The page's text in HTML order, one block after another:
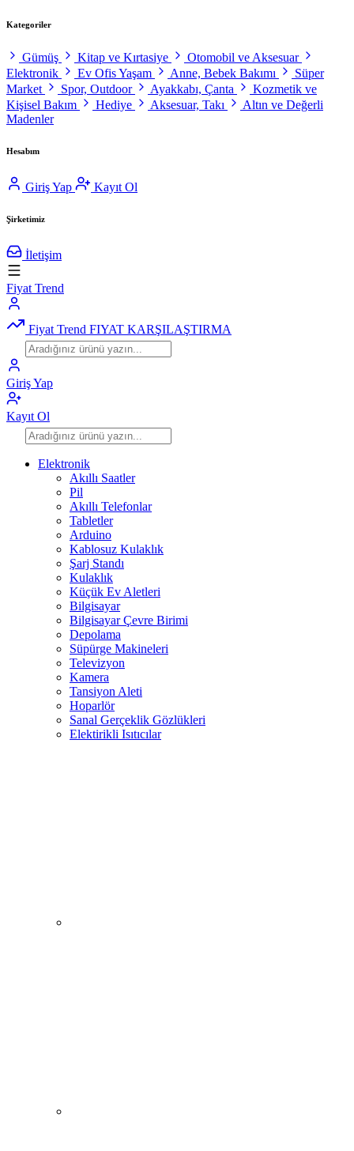
Kategoriler
Gümüş Kitap ve Kırtasiye
Otomobil ve Aksesuar
Elektronik
Ev Ofis Yaşam Anne, Bebek Bakımı
Süper
Market
Spor, Outdoor Ayakkabı, Çanta
Kozmetik ve
Kişisel Bakım
Hediye Aksesuar, Takı
Altın ve Değerli
Madenler
Hesabım
Giriş Yap Kayıt Ol
Şirketimiz
İletişim
Fiyat Trend
Fiyat Trend FIYAT KARŞILAŞTIRMA
Giriş Yap
Kayıt Ol
Elektronik
Akıllı Saatler
Pil
Akıllı Telefonlar
Tabletler
Arduino
Kablosuz Kulaklık
Şarj Standı
Kulaklık
Küçük Ev Aletleri
Bilgisayar
Bilgisayar Çevre Birimi
Depolama
Süpürge Makineleri
Televizyon
Kamera
Tansiyon Aleti
Hoparlör
Sanal Gerçeklik Gözlükleri
Elektirikli Isıtıcılar